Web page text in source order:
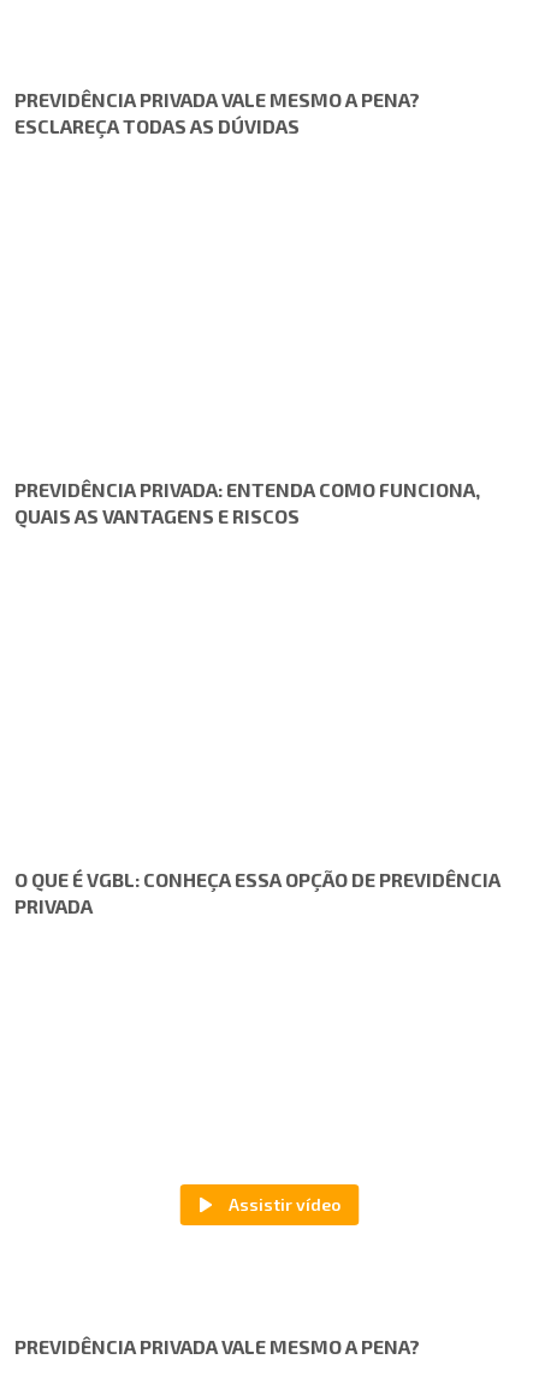
PREVIDÊNCIA PRIVADA VALE MESMO A PENA?
ESCLAREÇA TODAS AS DÚVIDAS
PREVIDÊNCIA PRIVADA: ENTENDA COMO FUNCIONA,
QUAIS AS VANTAGENS E RISCOS
O QUE É VGBL: CONHEÇA ESSA OPÇÃO DE PREVIDÊNCIA
PRIVADA
PREVIDÊNCIA PRIVADA VALE MESMO A PENA?